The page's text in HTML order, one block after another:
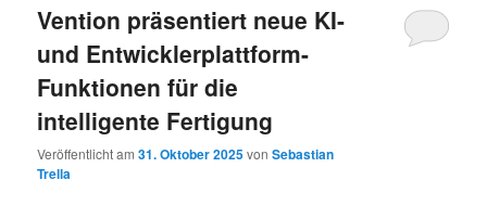
Vention präsentiert neue KI-
und Entwicklerplattform-
Funktionen für die
intelligente Fertigung
Veröffentlicht am31. Oktober 2025vonSebastian
Trella